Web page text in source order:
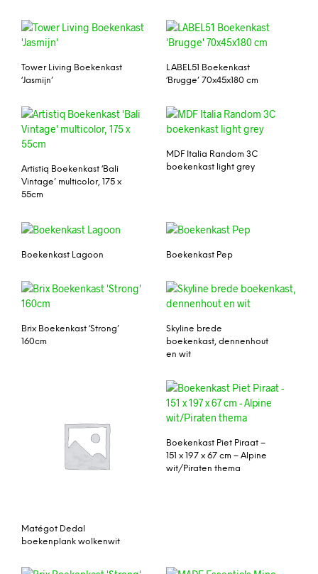
Tower Living Boekenkast
‘Jasmijn’
LABEL51 Boekenkast
‘Brugge’ 70x45x180 cm
Artistiq Boekenkast ‘Bali
Vintage’ multicolor, 175 x
55cm
MDF Italia Random 3C
boekenkast light grey
Boekenkast Lagoon Boekenkast Pep
Brix Boekenkast ‘Strong’
160cm
Skyline brede
boekenkast, dennenhout
en wit
Matégot Dedal
boekenplank wolkenwit
Boekenkast Piet Piraat –
151 x 197 x 67 cm – Alpine
wit/Piraten thema